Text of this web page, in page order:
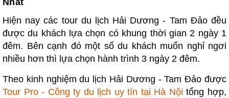
Nhất
Hiện nay các tour du lịch Hải Dương - Tam Đảo đều
được du khách lựa chọn có khung thời gian 2 ngày 1
đêm. Bên cạnh đó một số du khách muốn nghỉ ngơi
nhiều hơn thì lựa chọn hành trình 3 ngày 2 đêm.
Theo kinh nghiệm du lịch Hải Dương - Tam Đảo được
Tour Pro - Công ty du lịch uy tín tại Hà Nội tổng hợp,